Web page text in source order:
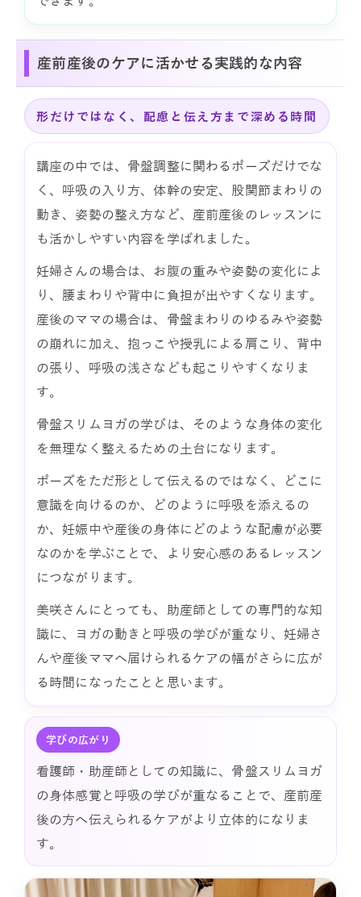
産前産後のケアに活かせる実践的な内容
形だけではなく、配慮と伝え方まで深める時間
講座の中では、骨盤調整に関わるポーズだけでな
く、呼吸の入り方、体幹の安定、股関節まわりの
動き、姿勢の整え方など、産前産後のレッスンに
も活かしやすい内容を学ばれました。
妊婦さんの場合は、お腹の重みや姿勢の変化によ
り、腰まわりや背中に負担が出やすくなります。
産後のママの場合は、骨盤まわりのゆるみや姿勢
の崩れに加え、抱っこや授乳による肩こり、背中
の張り、呼吸の浅さなども起こりやすくなりま
す。
骨盤スリムヨガの学びは、そのような身体の変化
を無理なく整えるための土台になります。
ポーズをただ形として伝えるのではなく、どこに
意識を向けるのか、どのように呼吸を添えるの
か、妊娠中や産後の身体にどのような配慮が必要
なのかを学ぶことで、より安心感のあるレッスン
につながります。
美咲さんにとっても、助産師としての専門的な知
識に、ヨガの動きと呼吸の学びが重なり、妊婦さ
んや産後ママへ届けられるケアの幅がさらに広が
る時間になったことと思います。
学びの広がり
看護師・助産師としての知識に、骨盤スリムヨガ
の身体感覚と呼吸の学びが重なることで、産前産
後の方へ伝えられるケアがより立体的になりま
す。